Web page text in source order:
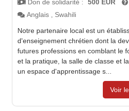
Don de solidarité :
500 EUR
Anglais , Swahili
Notre partenaire local est un
d'enseignement chrétien dont la
futures professions en comblant le
et la pratique, la salle de classe et
un espace d'apprentissage s...
Voir